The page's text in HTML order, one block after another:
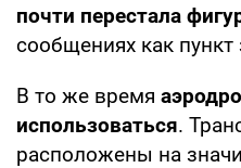
почти перестала
сообщениях как
В то же время
использоваться.
расположены на